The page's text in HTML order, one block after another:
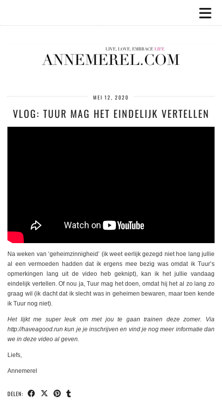
MEI 12, 2020
VLOG: TUUR MAG HET EINDELIJK VERTELLEN
Na weken van ‘geheimzinnigheid’ (ik weet eerlijk gezegd niet hoe lang jullie
al een vermoeden hadden dat ik ergens mee bezig was omdat ik Tuur’s
opmerkingen lang uit de video heb geknipt), kan ik het jullie vandaag
eindelijk vertellen. Of nou ja, Tuur mag het doen, omdat hij het al zo lang zo
graag wil (ik dacht dat ik slecht was in geheimen bewaren, maar toen kende
ik Tuur nog niet).
Het lijkt me super leuk om met jou te gaan trainen deze zomer. Via
http://haveagood.run kun je je inschrijven en vind je nog meer informatie dan
we in deze video al geven.
Liefs,
Annemerel
DELEN: